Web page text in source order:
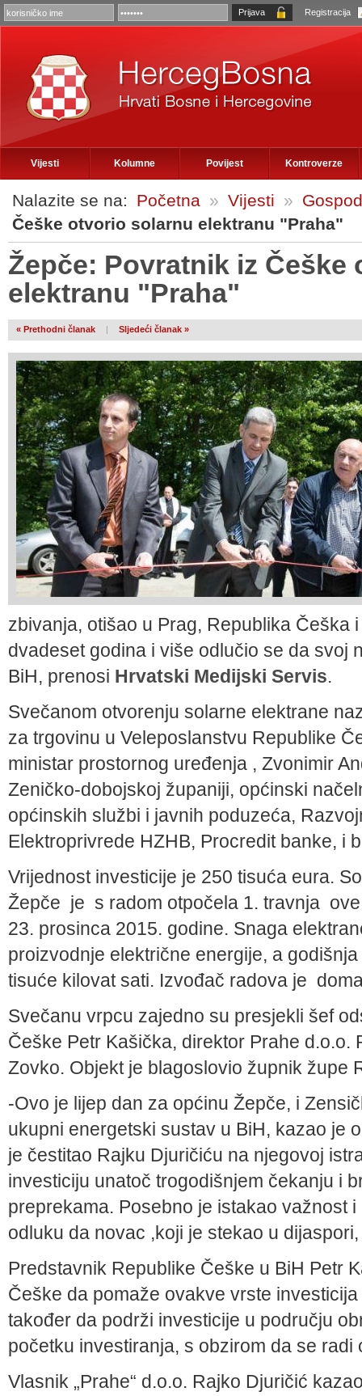
Registracija
Vijesti Kolumne Povijest Kontroverze
Nalazite se na: Početna » Vijesti »
Češke otvorio solarnu elektranu "Praha"
Žepče: Povratnik iz
elektranu "Praha"
« Prethodni članak | Sljedeći članak »
zbivanja, otišao u Prag, Republika Češka
dvadeset godina i više odlučio se da svoj
BiH, prenosi Hrvatski Medijski Servis.
Svečanom otvorenju solarne elektrane
za trgovinu u Veleposlanstvu Republike
ministar prostornog uređenja , Zvonimir
Zeničko-dobojskoj županiji, općinski
općinskih službi i javnih poduzeća,
Elektroprivrede HZHB, Procredit banke, i
Vrijednost investicije je 250 tisuća eura.
Žepče je s radom otpočela 1. travnja
23. prosinca 2015. godine. Snaga
proizvodnje električne energije, a
tisuće kilovat sati. Izvođač radova je
Svečanu vrpcu zajedno su presjekli šef
Češke Petr Kašička, direktor Prahe d.o.o.
Zovko. Objekt je blagoslovio župnik župe
-Ovo je lijep dan za općinu Žepče, i
ukupni energetski sustav u BiH, kazao je
je čestitao Rajku Djuričiću na njegovoj
investiciju unatoč trogodišnjem čekanju i
preprekama. Posebno je istakao važnost
odluku da novac ,koji je stekao u
Predstavnik Republike Češke u BiH Petr
Češke da pomaže ovakve vrste
također da podrži investicije u području
početku investiranja, s obzirom da se
Vlasnik „Prahe“ d.o.o. Rajko Djuričić